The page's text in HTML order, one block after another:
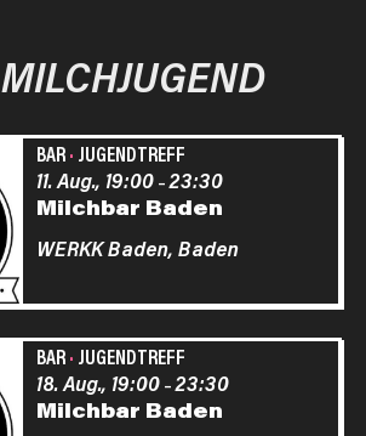
MILCHJUGEND
BAR· JUGENDTREFF
Milchbar Baden
11. Aug., 19:00–23:30
WERKK Baden, Baden
BAR· JUGENDTREFF
Milchbar Baden
18. Aug., 19:00–23:30